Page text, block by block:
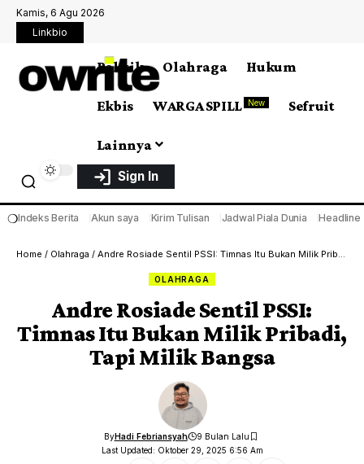
Kamis, 6 Agu 2026
Linkbio
Politik Olahraga Hukum
Ekbis WARGA SPILL New Sefruit
Lainnya
Sign In
❍Indeks Berita Akun saya Kirim Tulisan Jadwal Piala Dunia Headline
Home / Olahraga / Andre Rosiade Sentil PSSI: Timnas Itu Bukan Milik Pribadi, Tapi Milik Bangsa
OLAHRAGA
Andre Rosiade Sentil PSSI:
Timnas Itu Bukan Milik Pribadi,
Tapi Milik Bangsa
Last Updated: Oktober 29, 2025 6:56 Am
ByHadi Febriansyah 9 Bulan Lalu